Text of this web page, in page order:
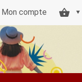
Mon compte